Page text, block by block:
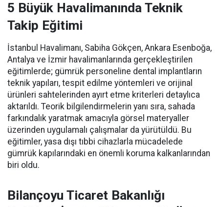
5 Büyük Havalimanında Teknik
Takip Eğitimi
İstanbul Havalimanı, Sabiha Gökçen, Ankara Esenboğa,
Antalya ve İzmir havalimanlarında gerçekleştirilen
eğitimlerde; gümrük personeline dental implantların
teknik yapıları, tespit edilme yöntemleri ve orijinal
ürünleri sahtelerinden ayırt etme kriterleri detaylıca
aktarıldı. Teorik bilgilendirmelerin yanı sıra, sahada
farkındalık yaratmak amacıyla görsel materyaller
üzerinden uygulamalı çalışmalar da yürütüldü. Bu
eğitimler, yasa dışı tıbbi cihazlarla mücadelede
gümrük kapılarındaki en önemli koruma kalkanlarından
biri oldu.
Bilançoyu Ticaret Bakanlığı